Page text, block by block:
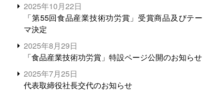
2025年10月22日
「第55回食品産業技術功労賞」受賞商品及びテー
マ決定
2025年8月29日
「食品産業技術功労賞」特設ページ公開のお知らせ
2025年7月25日
代表取締役社長交代のお知らせ